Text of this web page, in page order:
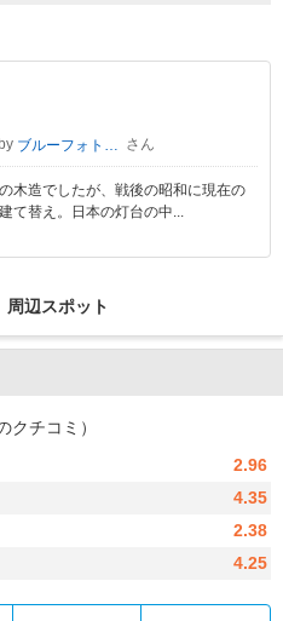
by ブルーフォトトラベラー さん
木造でしたが、戦後の昭和に現在の
て替え。日本の灯台の中...
周辺スポット
クチコミ）
2.96
4.35
2.38
4.25